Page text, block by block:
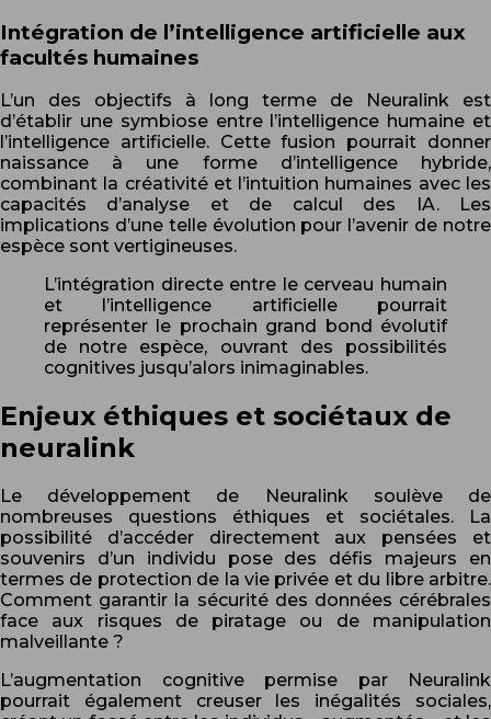
Intégration de l’intelligence artificielle aux
facultés humaines
L’un des objectifs à long terme de Neuralink est
d’établir une symbiose entre l’intelligence humaine et
l’intelligence artificielle. Cette fusion pourrait donner
naissance à une forme d’intelligence hybride,
combinant la créativité et l’intuition humaines avec les
capacités d’analyse et de calcul des IA. Les
implications d’une telle évolution pour l’avenir de notre
espèce sont vertigineuses.
L’intégration directe entre le cerveau humain
et l’intelligence artificielle pourrait
représenter le prochain grand bond évolutif
de notre espèce, ouvrant des possibilités
cognitives jusqu’alors inimaginables.
Enjeux éthiques et sociétaux de
neuralink
Le développement de Neuralink soulève de
nombreuses questions éthiques et sociétales. La
possibilité d’accéder directement aux pensées et
souvenirs d’un individu pose des défis majeurs en
termes de protection de la vie privée et du libre arbitre.
Comment garantir la sécurité des données cérébrales
face aux risques de piratage ou de manipulation
malveillante ?
L’augmentation cognitive permise par Neuralink
pourrait également creuser les inégalités sociales,